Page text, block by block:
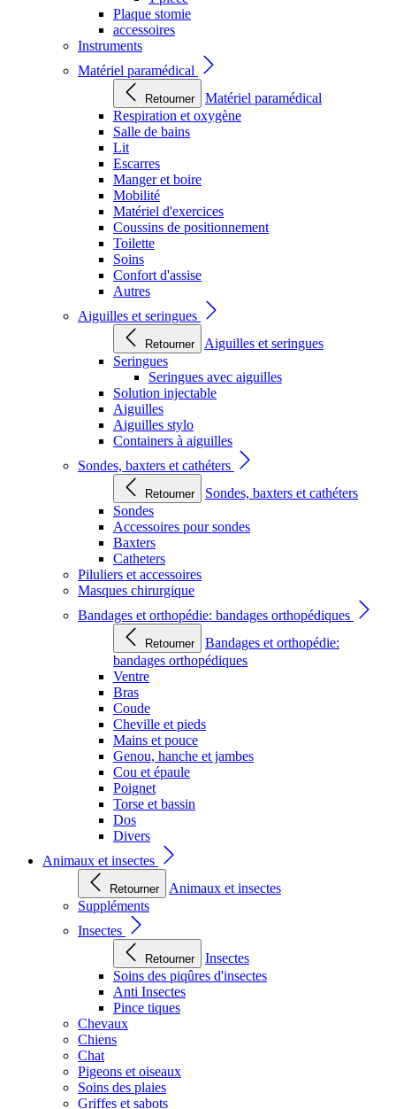
Plaque stomie
accessoires
Instruments
Matériel paramédical
Retourner
Matériel paramédical
Respiration et oxygène
Salle de bains
Lit
Escarres
Manger et boire
Mobilité
Matériel d'exercices
Coussins de positionnement
Toilette
Soins
Confort d'assise
Autres
Aiguilles et seringues
Retourner
Aiguilles et seringues
Seringues
Seringues avec aiguilles
Solution injectable
Aiguilles
Aiguilles stylo
Containers à aiguilles
Sondes, baxters et cathéters
Retourner
Sondes, baxters et cathéters
Sondes
Accessoires pour sondes
Baxters
Catheters
Piluliers et accessoires
Masques chirurgique
Bandages et orthopédie: bandages orthopédiques
Retourner
Bandages et orthopédie:
bandages orthopédiques
Ventre
Bras
Coude
Cheville et pieds
Mains et pouce
Genou, hanche et jambes
Cou et épaule
Poignet
Torse et bassin
Dos
Divers
Animaux et insectes
Retourner
Animaux et insectes
Suppléments
Insectes
Retourner
Insectes
Soins des piqûres d'insectes
Anti Insectes
Pince tiques
Chevaux
Chiens
Chat
Pigeons et oiseaux
Soins des plaies
Griffes et sabots